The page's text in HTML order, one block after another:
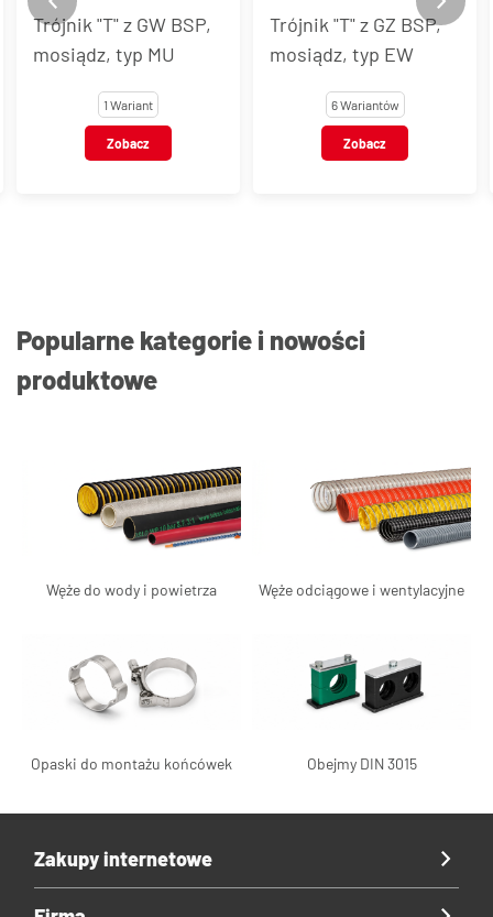
Trójnik "T" z GZ BSP,
mosiądz, typ EW
6 Wariantów
Zobacz
BSP/GZ BSP/GW BSP,
mosiądz, typ EW
6 Wariantów
Zobacz
Popularne kategorie i nowości
produktowe
Węże do wody i powietrza Węże odciągowe i wentylacyjne
Opaski do montażu końcówek Obejmy DIN 3015
Zakupy internetowe